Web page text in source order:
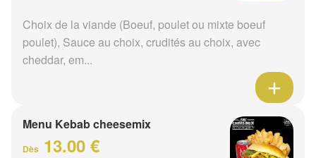
Choix de la viande (Boeuf, poulet ou mixte boeuf
poulet), Sauce au choix, crudités au choix, avec
cheddar, em...
Menu Kebab cheesemix
Dès 13.00 €